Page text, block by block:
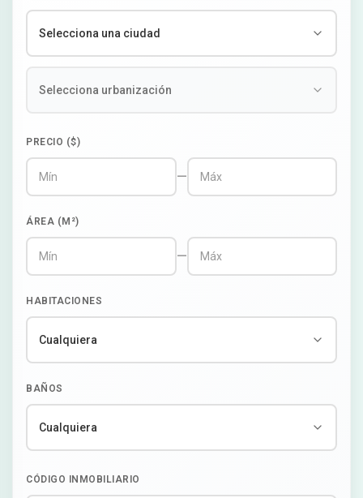
PRECIO ($)
—
ÁREA (M²)
—
HABITACIONES
BAÑOS
CÓDIGO INMOBILIARIO